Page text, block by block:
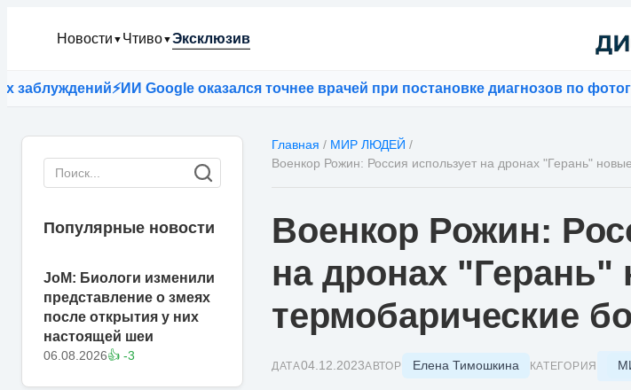
Новости ▼ Чтиво▼Эксклюзив
⚡ИИ Google оказался точнее врачей при постановке диагнозов по
Популярные новости
JoM: Биологи изменили
представление о змеях
после открытия у них
настоящей шеи
06.08.2026👍 -3
Главная / МИР ЛЮДЕЙ /
Военкор Рожин: Россия использует на дронах "Герань"
Военкор Рожин:
на дронах "Герань"
термобарические
ДАТА04.12.2023АВТОР Елена Тимошкина КАТЕГОРИЯ